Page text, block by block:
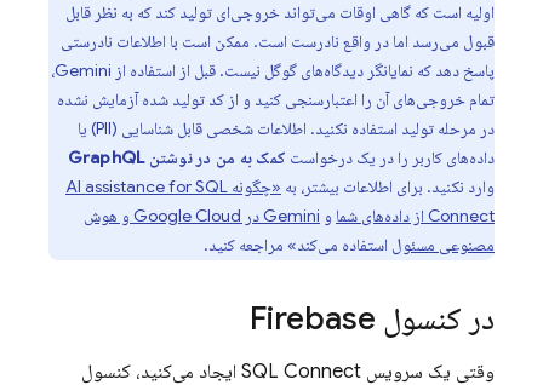
اولیه است که گاهی اوقات می‌تواند خروجی‌ای تولید کند که به نظر قابل
قبول می‌رسد اما در واقع نادرست است. ممکن است با اطلاعات نادرستی
پاسخ دهد که نمایانگر دیدگاه‌های گوگل نیست. قبل از استفاده از Gemini،
تمام خروجی‌های آن را اعتبارسنجی کنید و از کد تولید شده آزمایش نشده
در مرحله تولید استفاده نکنید. اطلاعات شخصی قابل شناسایی (PII) یا
داده‌های کاربر را در یک درخواست کمک به من در نوشتن GraphQL
وارد نکنید. برای اطلاعات بیشتر، به «چگونه AI assistance forSQL
Connect از داده‌های شما و
Gemini در Google Cloud و هوش
مصنوعی مسئول استفاده می‌کند» مراجعه کنید.
در کنسول Firebase
وقتی یک سرویس SQL Connect ایجاد می‌کنید، کنسول